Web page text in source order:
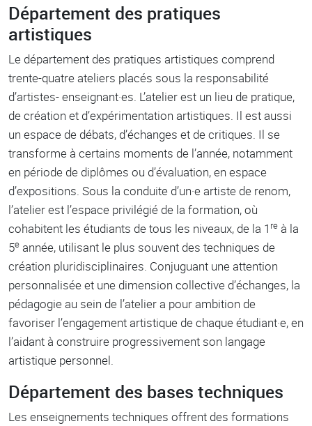
Département des pratiques
artistiques
Le département des pratiques artistiques comprend
trente-quatre ateliers placés sous la responsabilité
d’artistes- enseignant·es. L’atelier est un lieu de pratique,
de création et d’expérimentation artistiques. Il est aussi
un espace de débats, d’échanges et de critiques. Il se
transforme à certains moments de l’année, notamment
en période de diplômes ou d’évaluation, en espace
d’expositions. Sous la conduite d’un·e artiste de renom,
l’atelier est l’espace privilégié de la formation, où
cohabitent les étudiants de tous les niveaux, de la 1 re à la
5e année, utilisant le plus souvent des techniques de
création pluridisciplinaires. Conjuguant une attention
personnalisée et une dimension collective d’échanges, la
pédagogie au sein de l’atelier a pour ambition de
favoriser l’engagement artistique de chaque étudiant·e, en
l’aidant à construire progressivement son langage
artistique personnel.
Département des bases techniques
Les enseignements techniques offrent des formations